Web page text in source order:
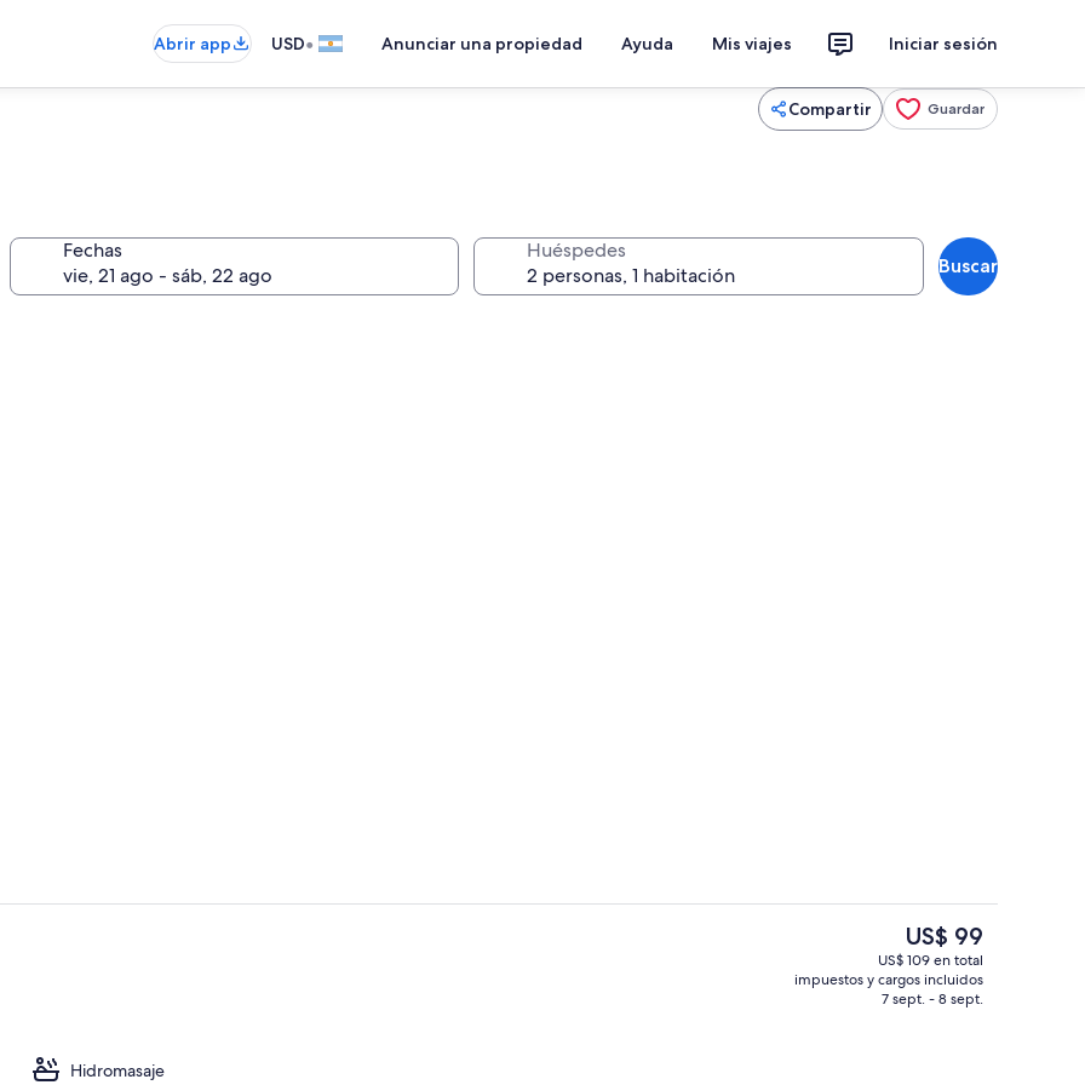
Abrir app USD• Anunciar una propiedad Ayuda Mis viajes Iniciar sesión
Compartir Guardar
Fechas Huéspedes
Buscar
Restaurantes
Hidromasaje
El
precio
actual
es
US$ 99
US$ 109 en total
impuestos y cargos incluidos
7 sept. - 8 sept.